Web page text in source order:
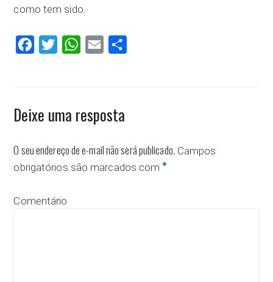
como tem sido.
FacebookTwitter WhatsApp
Email
Deixe uma resposta
O seu endereço de e-mail não será publicado. Campos
obrigatórios são marcados com *
Comentário